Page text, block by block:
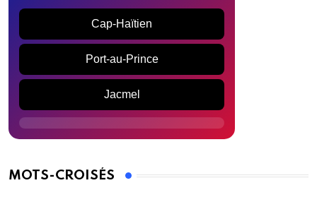
Cap-Haïtien
Port-au-Prince
Jacmel
MOTS-CROISÉS